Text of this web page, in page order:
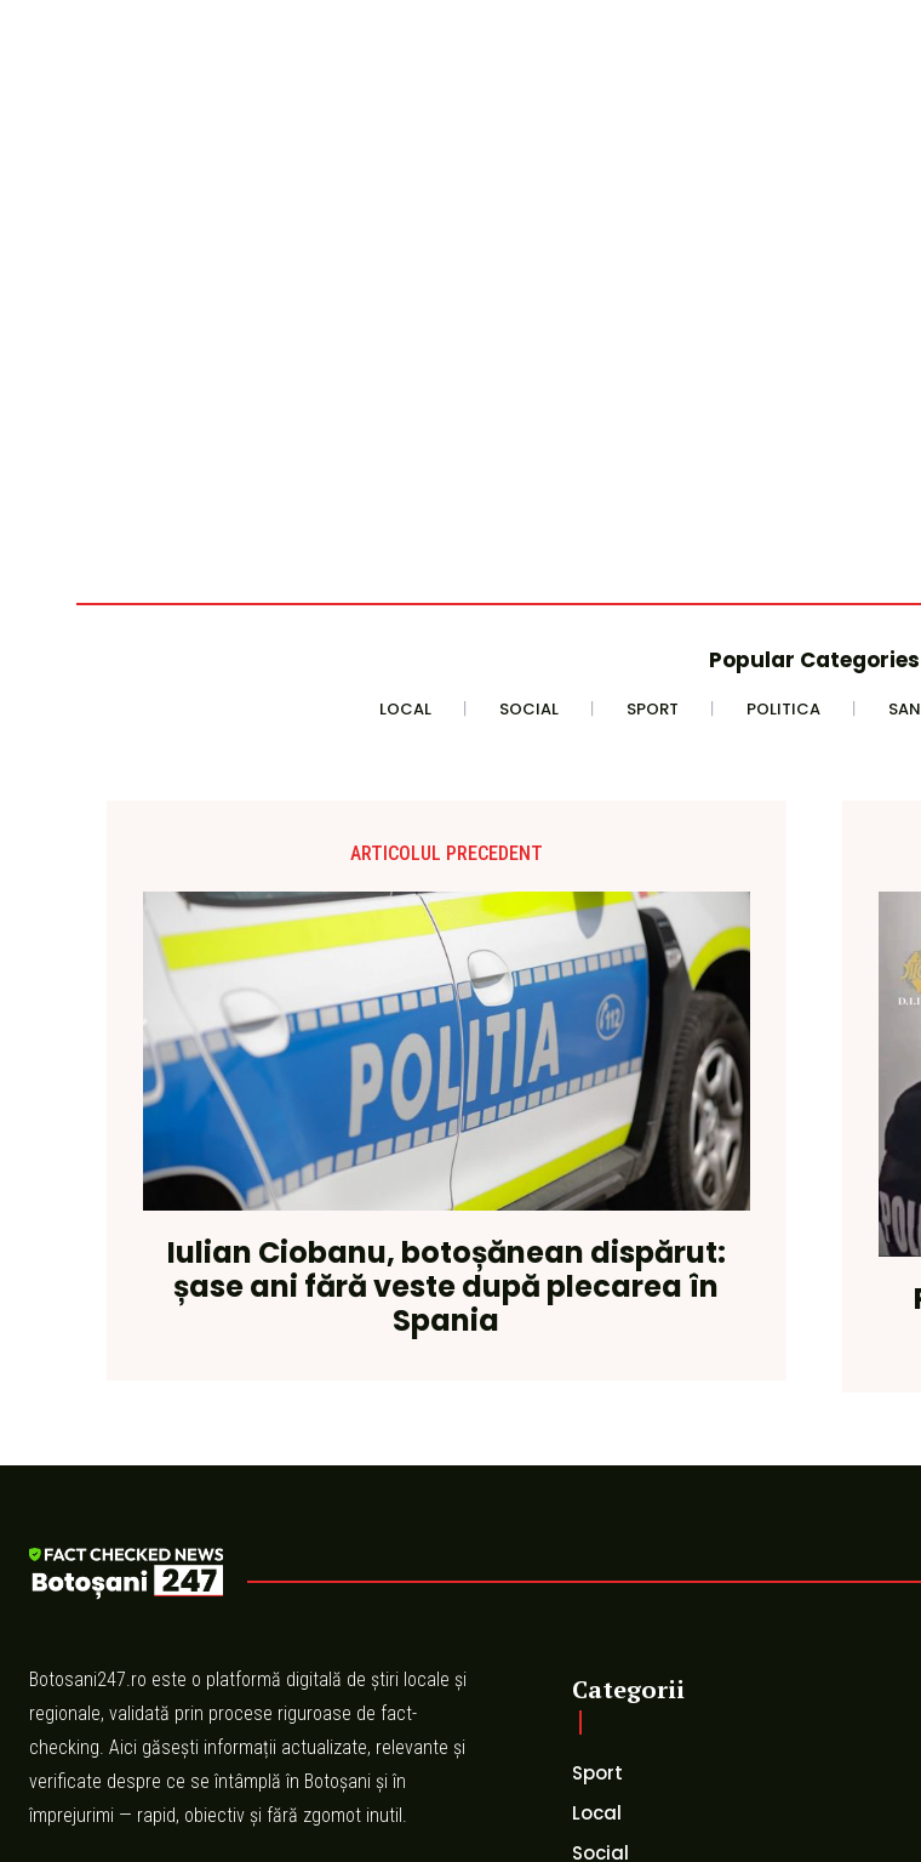
Popular Categories
LOCAL SOCIAL SPORT POLITICA
ARTICOLUL PRECEDENT
Iulian Ciobanu, botoșănean dispărut:
șase ani fără veste după plecarea în
Spania
Botosani247.ro este o platformă digitală de știri locale și
regionale, validată prin procese riguroase de fact-
checking. Aici găsești informații actualizate, relevante și
verificate despre ce se întâmplă în Botoșani și în
împrejurimi — rapid, obiectiv și fără zgomot inutil.
Categorii
Sport
Local
Social